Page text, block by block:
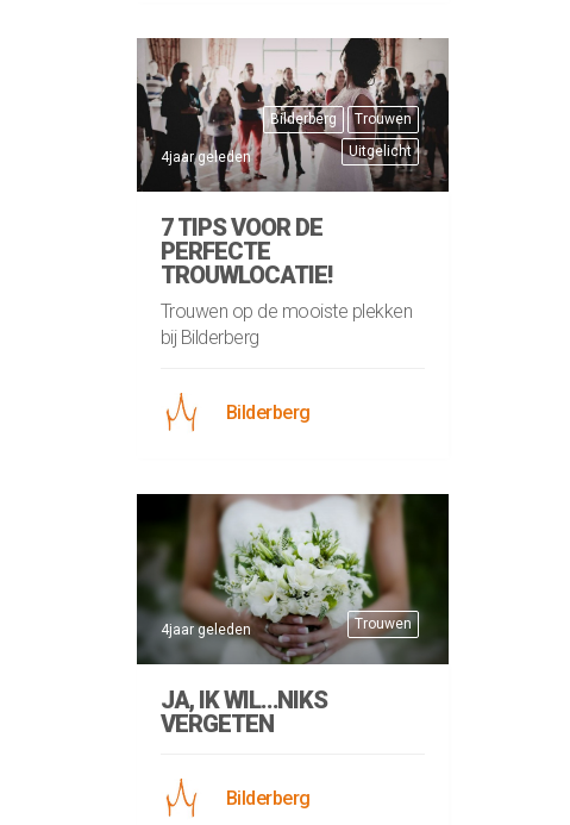
Bilderberg
Trouwen
Uitgelicht
4jaar geleden
7 TIPS VOOR DE
PERFECTE
TROUWLOCATIE!
Trouwen op de mooiste plekken
bij Bilderberg
Bilderberg
Trouwen
4jaar geleden
JA, IK WIL…NIKS
VERGETEN
Bilderberg